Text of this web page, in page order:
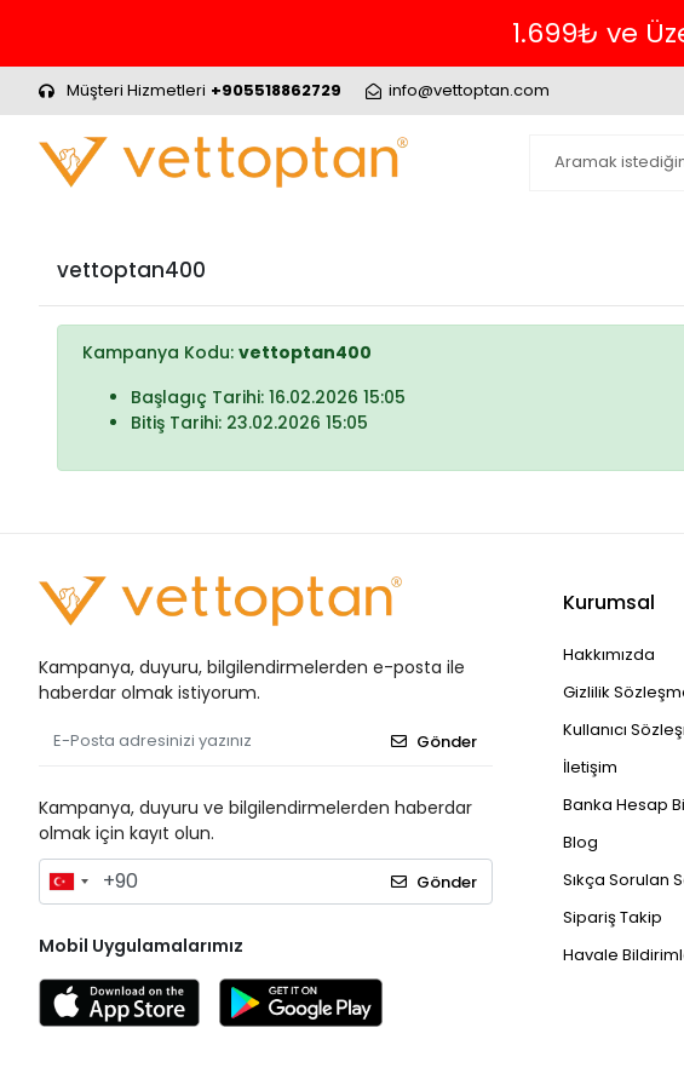
1.699₺ ve
Müşteri Hizmetleri +905518862729 info@vettoptan.com
vettoptan400
Kampanya Kodu: vettoptan400
Başlagıç Tarihi: 16.02.2026 15:05
Bitiş Tarihi: 23.02.2026 15:05
Kampanya, duyuru, bilgilendirmelerden e-posta ile
haberdar olmak istiyorum.
Gönder
Kampanya, duyuru ve bilgilendirmelerden haberdar
olmak için kayıt olun.
Gönder
Mobil Uygulamalarımız
Kurumsal
Hakkımızda
Gizlilik
Kullanıcı
İletişim
Banka Hesap
Blog
Sıkça Sorulan
Sipariş Takip
Havale